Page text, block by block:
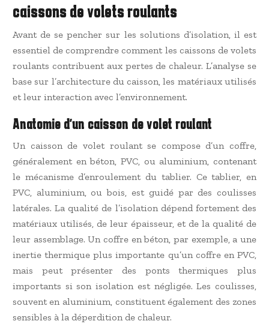
caissons de volets roulants
Avant de se pencher sur les solutions d’isolation, il est
essentiel de comprendre comment les caissons de volets
roulants contribuent aux pertes de chaleur. L’analyse se
base sur l’architecture du caisson, les matériaux utilisés
et leur interaction avec l’environnement.
Anatomie d’un caisson de volet roulant
Un caisson de volet roulant se compose d’un coffre,
généralement en béton, PVC, ou aluminium, contenant
le mécanisme d’enroulement du tablier. Ce tablier, en
PVC, aluminium, ou bois, est guidé par des coulisses
latérales. La qualité de l’isolation dépend fortement des
matériaux utilisés, de leur épaisseur, et de la qualité de
leur assemblage. Un coffre en béton, par exemple, a une
inertie thermique plus importante qu’un coffre en PVC,
mais peut présenter des ponts thermiques plus
importants si son isolation est négligée. Les coulisses,
souvent en aluminium, constituent également des zones
sensibles à la déperdition de chaleur.